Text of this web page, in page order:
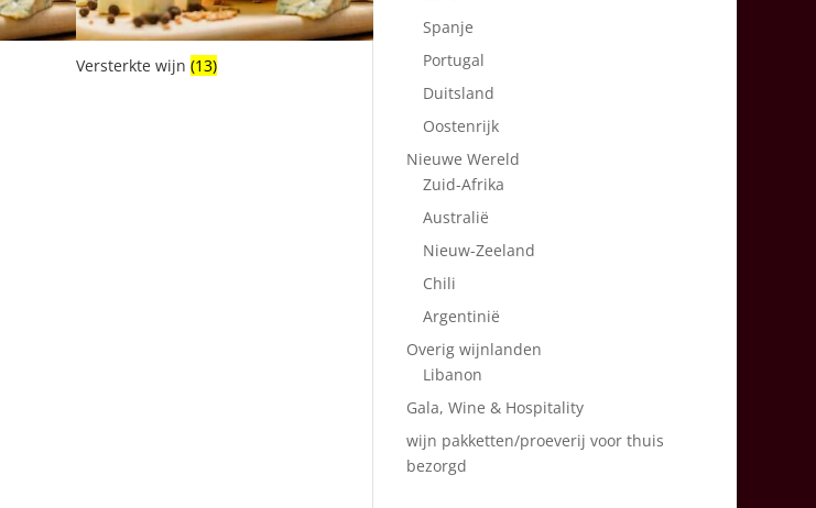
Versterkte wijn (13)
Spanje
Portugal
Duitsland
Oostenrijk
Nieuwe Wereld
Zuid-Afrika
Australië
Nieuw-Zeeland
Chili
Argentinië
Overig wijnlanden
Libanon
Gala, Wine & Hospitality
wijn pakketten/proeverij voor thuis
bezorgd